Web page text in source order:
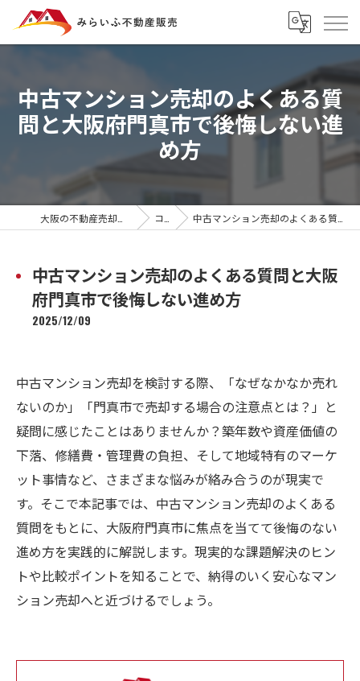
中古マンション売却のよくある質
問と大阪府門真市で後悔しない進
め方
コラム 中古マンション売却のよくある質問と大阪府門真市で後悔しない進め方
中古マンション売却のよくある質問と大阪
府門真市で後悔しない進め方
2025/12/09
中古マンション売却を検討する際、「なぜなかなか売れ
ないのか」「門真市で売却する場合の注意点とは？」と
疑問に感じたことはありませんか？築年数や資産価値の
下落、修繕費・管理費の負担、そして地域特有のマーケ
ット事情など、さまざまな悩みが絡み合うのが現実で
す。そこで本記事では、中古マンション売却のよくある
質問をもとに、大阪府門真市に焦点を当てて後悔のない
進め方を実践的に解説します。現実的な課題解決のヒン
トや比較ポイントを知ることで、納得のいく安心なマン
ション売却へと近づけるでしょう。